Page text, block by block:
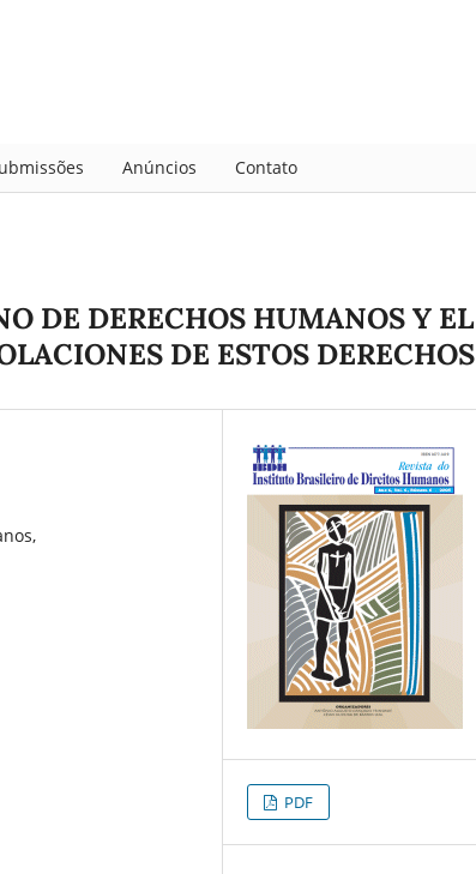
Anúncios Contato
DE DERECHOS HUMANOS Y EL
DE ESTOS DERECHOS
PDF